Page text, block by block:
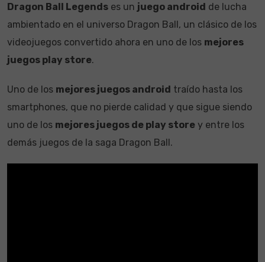
Dragon Ball Legends es un juego android de lucha
ambientado en el universo Dragon Ball, un clásico de los
videojuegos convertido ahora en uno de los mejores
juegos play store.
Uno de los mejores juegos android traído hasta los
smartphones, que no pierde calidad y que sigue siendo
uno de los mejores juegos de play store y entre los
demás juegos de la saga Dragon Ball.